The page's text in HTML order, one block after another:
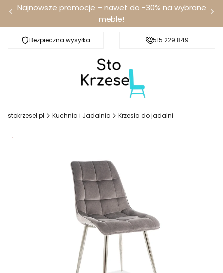
Najnowsze promocje – nawet do -30% na wybrane
meble!
Bezpieczna wysyłka Darmowa dostawa od 100 zł
515 229 849
stokrzesel.pl Kuchnia i Jadalnia Krzesła do jadalni
Promocja